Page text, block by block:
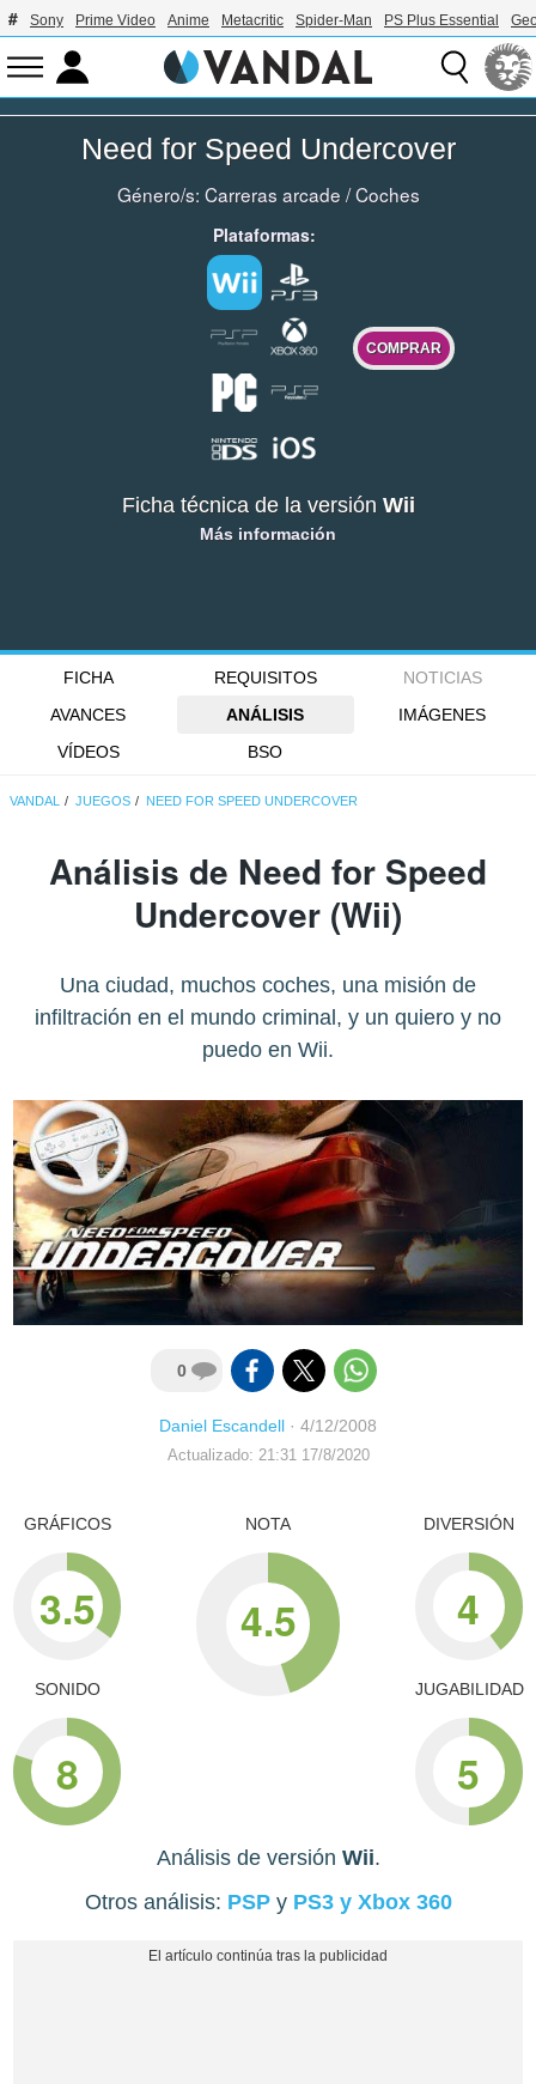
Sony Prime Video Anime Metacritic Spider-Man PS Plus Essential
Need for Speed Undercover
Género/s: Carreras arcade /Coches
Plataformas:
COMPRAR
Ficha técnica de la versión Wii
Más información
FICHA REQUISITOS
NOTICIAS
AVANCES
ANÁLISIS
IMÁGENES
VÍDEOS
BSO
VANDAL JUEGOS NEED FOR SPEED UNDERCOVER
Análisis de Need for Speed
Undercover (Wii)
Una ciudad, muchos coches, una misión de
infiltración en el mundo criminal, y un quiero y no
puedo en Wii.
0
Daniel Escandell · 4/12/2008
Actualizado: 21:31 17/8/2020
GRÁFICOS
3.5
SONIDO
8
NOTA
4.5
DIVERSIÓN
4
JUGABILIDAD
5
Análisis de versión Wii.
Otros análisis: PSPy PS3 y Xbox 360